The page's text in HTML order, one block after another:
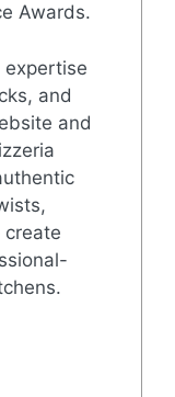
Awards.
expertise
and
and
create